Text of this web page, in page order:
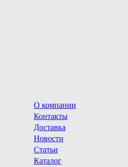
О компании
Контакты
Доставка
Новости
Статьи
Каталог